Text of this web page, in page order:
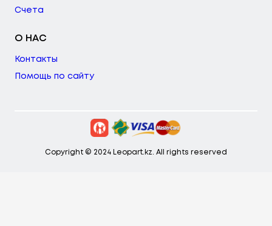
Счета
О НАС
Контакты
Помощь по сайту
Copyright © 2024 Leopart.kz. All rights reserved